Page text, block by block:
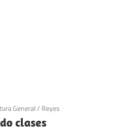
General/ Reyes
clases